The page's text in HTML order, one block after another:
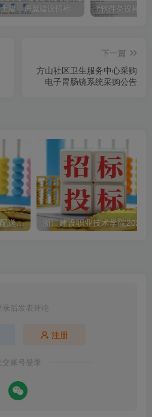
土建、房屋建设招标文件标书模板 it软件类投标书
下一篇
方山社区卫生服务中心采购
电子胃肠镜系统采购公告
市场监管局2025年度食材配送采购公告
录后发表评论
注册
交账号登录